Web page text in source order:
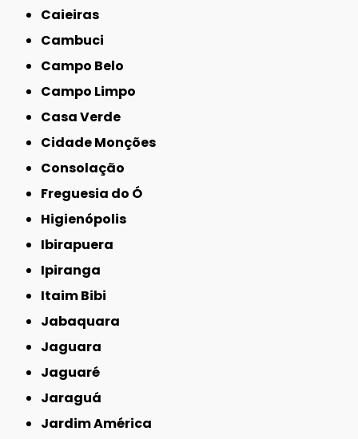
Caieiras
Cambuci
Campo Belo
Campo Limpo
Casa Verde
Cidade Monções
Consolação
Freguesia do Ó
Higienópolis
Ibirapuera
Ipiranga
Itaim Bibi
Jabaquara
Jaguara
Jaguaré
Jaraguá
Jardim América